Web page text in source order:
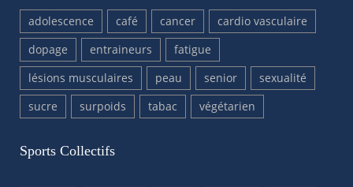
adolescence café cancer
cardio vasculaire
dopage
entraineurs
fatigue
lésions musculaires
peau senior
sexualité
sucre
surpoids tabac végétarien
Sports Collectifs